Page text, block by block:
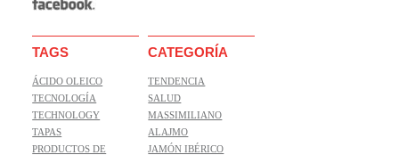
TAGS
ÁCIDO OLEICO
TECNOLOGÍA
TECHNOLOGY
TAPAS
PRODUCTOS DE
CATEGORÍA
TENDENCIA
SALUD
MASSIMILIANO
ALAJMO
JAMÓN IBÉRICO